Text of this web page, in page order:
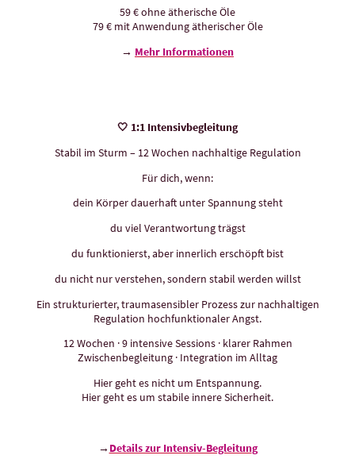
59 € ohne ätherische Öle
79 € mit Anwendung ätherischer Öle
→ Mehr Informationen
🤍 1:1 Intensivbegleitung
Stabil im Sturm – 12 Wochen nachhaltige Regulation
Für dich, wenn:
dein Körper dauerhaft unter Spannung steht
du viel Verantwortung trägst
du funktionierst, aber innerlich erschöpft bist
du nicht nur verstehen, sondern stabil werden willst
Ein strukturierter, traumasensibler Prozess zur nachhaltigen
Regulation hochfunktionaler Angst.
12 Wochen · 9 intensive Sessions · klarer Rahmen
Zwischenbegleitung · Integration im Alltag
Hier geht es nicht um Entspannung.
Hier geht es um stabile innere Sicherheit.
→ Details zur Intensiv-Begleitung